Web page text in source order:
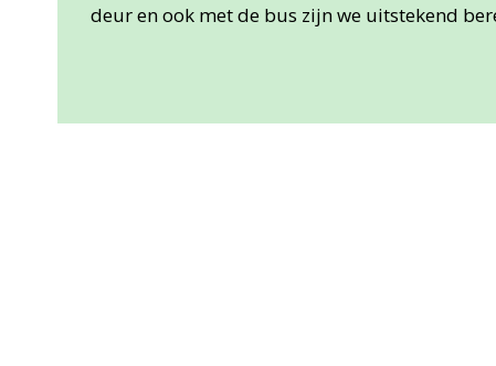
deur en ook met de bus zijn we uitstekend